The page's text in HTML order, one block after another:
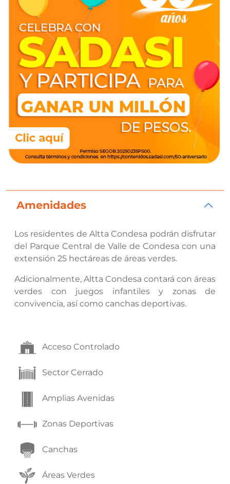
Amenidades
Los residentes de Altta Condesa podrán disfrutar
del Parque Central de Valle de Condesa con una
extensión 25 hectáreas de áreas verdes.
Adicionalmente, Altta Condesa contará con áreas
verdes con juegos infantiles y zonas de
convivencia, así como canchas deportivas.
Acceso Controlado
Sector Cerrado
Amplias Avenidas
Zonas Deportivas
Canchas
Áreas Verdes